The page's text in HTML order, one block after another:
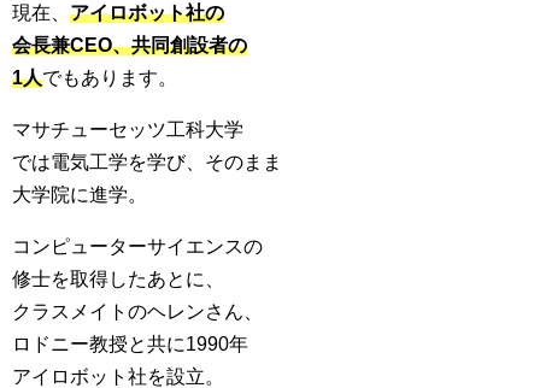
現在、 アイロボット社の
会長兼CEO、共同創設者の
1人でもあります。
マサチューセッツ工科大学
では電気工学を学び、そのまま
大学院に進学。
コンピューターサイエンスの
修士を取得したあとに、
クラスメイトのヘレンさん、
ロドニー教授と共に1990年
アイロボット社を設立。